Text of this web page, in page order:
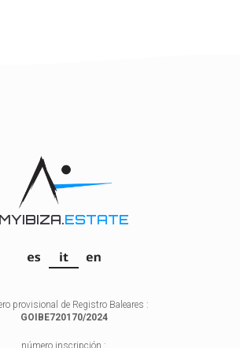
MYIBIZA.ESTATE
provisional de Registro Baleares :
GOIBE720170/2024
número inscripción :